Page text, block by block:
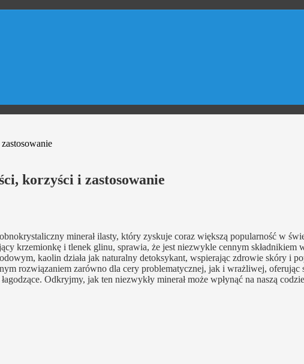
korzyści i zastosowanie
minerał ilasty, który zyskuje coraz większą popularność w
krzemionkę i tlenek glinu, sprawia, że jest niezwykle cennym składnikiem
kaolin działa jak naturalny detoksykant, wspierając zdrowie skóry i
rozwiązaniem zarówno dla cery problematycznej, jak i wrażliwej, oferując
Odkryjmy, jak ten niezwykły minerał może wpłynąć na naszą